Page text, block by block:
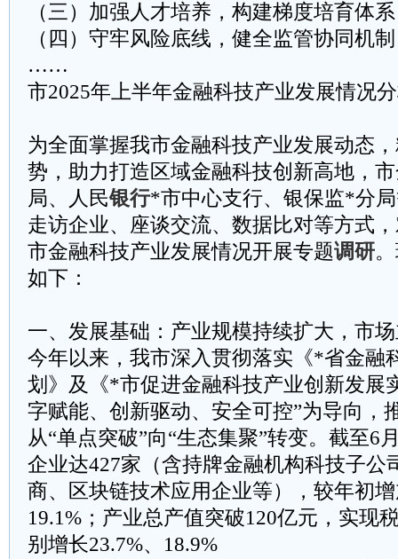
（三）加强人才培养，构建梯度培育体系​​
（四）守牢风险底线，健全监管协同机制​​
……
市2025年上半年金融科技产业发展情况
为全面掌握我市金融科技产业发展动态
势，助力打造区域金融科技创新高地，
局、人民银行*市中心支行、银保监*分
走访企业、座谈交流、数据比对等方式
市金融科技产业发展情况开展专题调研
如下：
一、发展基础：产业规模持续扩大，市
今年以来，我市深入贯彻落实《*省金融
划》及《*市促进金融科技产业创新发展
字赋能、创新驱动、安全可控”为导向，
从“单点突破”向“生态集聚”转变。截至6
企业达427家（含持牌金融机构科技子公
商、区块链技术应用企业等），较年初
19.1%；产业总产值突破120亿元，实现
别增长23.7%、18.9%